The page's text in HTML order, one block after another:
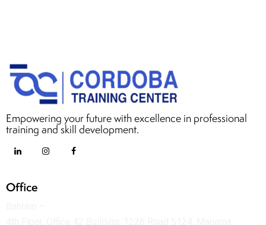
Empowering your future with excellence in professional
training and skill development.
Office